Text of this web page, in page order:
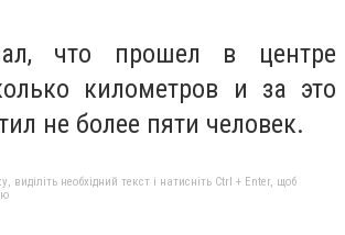
что прошел в центре
километров и за это
не более пяти человек.
необхідний текст і натисніть Ctrl + Enter, щоб